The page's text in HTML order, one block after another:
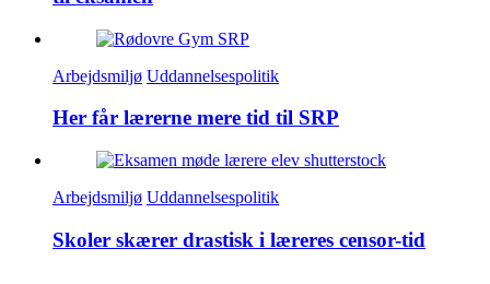
Arbejdsmiljø Uddannelsespolitik
Her får lærerne mere tid til SRP
Arbejdsmiljø Uddannelsespolitik
Skoler skærer drastisk i læreres censor-tid